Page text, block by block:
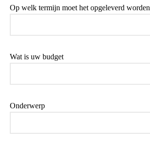
Op welk termijn moet het opgeleverd worden
Wat is uw budget
Onderwerp